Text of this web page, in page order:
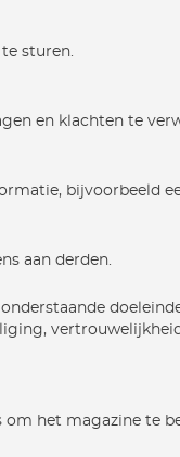
sturen.
en klachten te
bijvoorbeeld
aan derden.
het magazine te